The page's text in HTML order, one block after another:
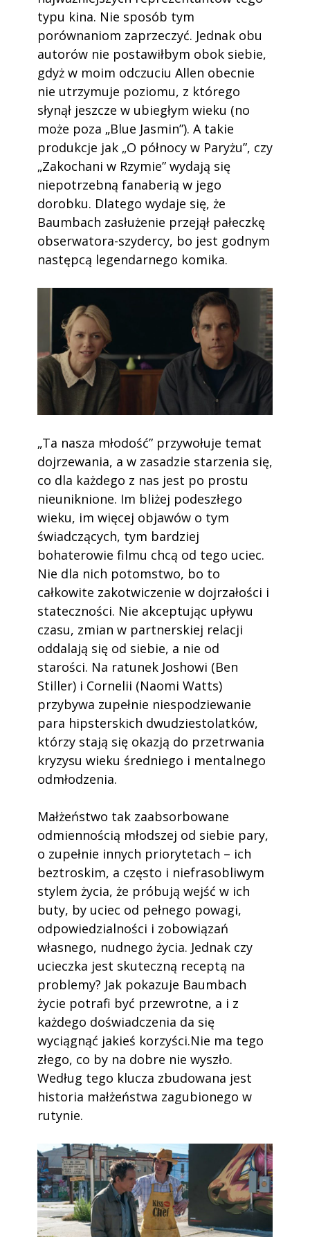
typu kina. Nie sposób tym
porównaniom zaprzeczyć. Jednak obu
autorów nie postawiłbym obok siebie,
gdyż w moim odczuciu Allen obecnie
nie utrzymuje poziomu, z którego
słynął jeszcze w ubiegłym wieku (no
może poza „Blue Jasmin”). A takie
produkcje jak „O północy w Paryżu”, czy
„Zakochani w Rzymie” wydają się
niepotrzebną fanaberią w jego
dorobku. Dlatego wydaje się, że
Baumbach zasłużenie przejął pałeczkę
obserwatora-szydercy, bo jest godnym
następcą legendarnego komika.
„Ta nasza młodość” przywołuje temat
dojrzewania, a w zasadzie starzenia się,
co dla każdego z nas jest po prostu
nieuniknione. Im bliżej podeszłego
wieku, im więcej objawów o tym
świadczących, tym bardziej
bohaterowie filmu chcą od tego uciec.
Nie dla nich potomstwo, bo to
całkowite zakotwiczenie w dojrzałości i
stateczności. Nie akceptując upływu
czasu, zmian w partnerskiej relacji
oddalają się od siebie, a nie od
starości. Na ratunek Joshowi (Ben
Stiller) i Cornelii (Naomi Watts)
przybywa zupełnie niespodziewanie
para hipsterskich dwudziestolatków,
którzy stają się okazją do przetrwania
kryzysu wieku średniego i mentalnego
odmłodzenia.
Małżeństwo tak zaabsorbowane
odmiennością młodszej od siebie pary,
o zupełnie innych priorytetach – ich
beztroskim, a często i niefrasobliwym
stylem życia, że próbują wejść w ich
buty, by uciec od pełnego powagi,
odpowiedzialności i zobowiązań
własnego, nudnego życia. Jednak czy
ucieczka jest skuteczną receptą na
problemy? Jak pokazuje Baumbach
życie potrafi być przewrotne, a i z
każdego doświadczenia da się
wyciągnąć jakieś korzyści.Nie ma tego
złego, co by na dobre nie wyszło.
Według tego klucza zbudowana jest
historia małżeństwa zagubionego w
rutynie.